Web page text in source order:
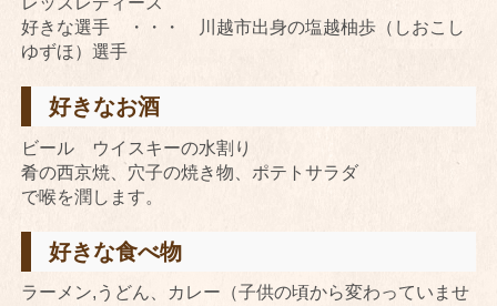
好きな選手 ・・・ 川越市出身の塩越柚歩（しおこし
ゆずほ）選手
好きなお酒
ビール ウイスキーの水割り
肴の西京焼、穴子の焼き物、ポテトサラダ
で喉を潤します。
好きな食べ物
ラーメン,うどん、カレー（子供の頃から変わっていませ